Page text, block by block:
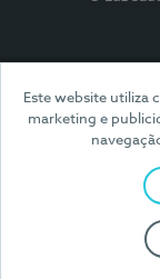
Este website utiliza
marketing e